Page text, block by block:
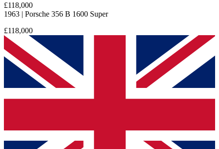
£118,000
1963 | Porsche 356 B 1600 Super
£118,000